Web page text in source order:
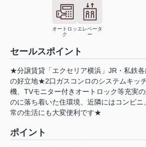
オートロッ
ク
エレベータ
ー
セールスポイント
★分譲賃貸「エクセリア横浜」JR・私鉄
の好立地★2口ガスコンロのシステムキッ
機、TVモニター付きオートロック等充実
のに落ち着いた住環境、近隣にはコンビニ
常の生活にも大変便利です★
ポイント